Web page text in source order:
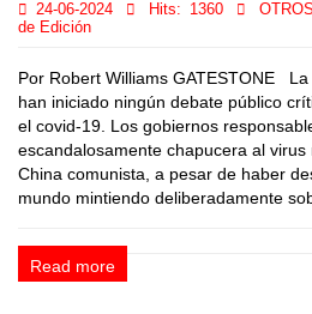
24-06-2024 Hits: 1360
de Edición
Por Robert Williams GATESTONE
han iniciado ningún debate público
el covid-19. Los gobiernos
escandalosamente chapucera al
China comunista, a pesar de haber
mundo mintiendo deliberadamente
Read more